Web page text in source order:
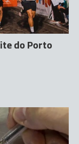
do Porto